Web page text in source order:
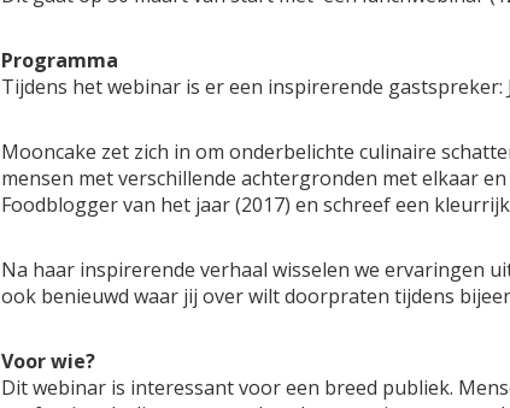
Programma
Tijdens het webinar is er een inspirerende gastspreker:
Mooncake zet zich in om onderbelichte culinaire
mensen met verschillende achtergronden met elkaar
Foodblogger van het jaar (2017) en schreef een
Na haar inspirerende verhaal wisselen we ervaringen
ook benieuwd waar jij over wilt doorpraten tijdens
Voor wie?
Dit webinar is interessant voor een breed publiek.